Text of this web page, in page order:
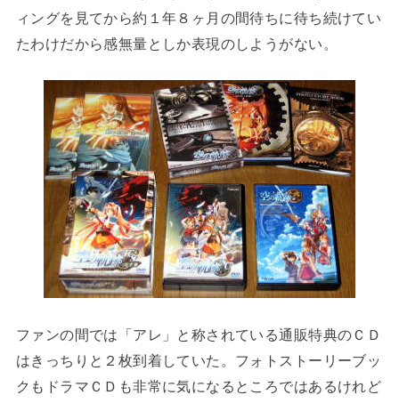
ィングを見てから約１年８ヶ月の間待ちに待ち続けてい
たわけだから感無量としか表現のしようがない。
ファンの間では「アレ」と称されている通販特典のＣＤ
はきっちりと２枚到着していた。フォトストーリーブッ
クもドラマＣＤも非常に気になるところではあるけれど